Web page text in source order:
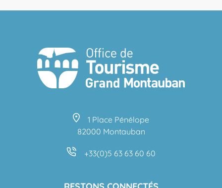
1 Place Pénélope
82000 Montauban
+33(0)5 63 63 60 60